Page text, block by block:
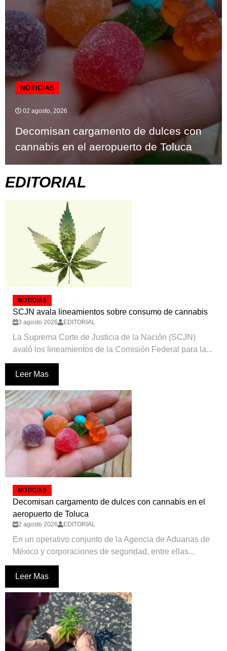
NOTICIAS
02 agosto, 2026
Decomisan cargamento de dulces con
cannabis en el aeropuerto de Toluca
EDITORIAL
NOTICIAS
SCJN avala lineamientos sobre consumo de cannabis
3 agosto 2026 EDITORIAL
La Suprema Corte de Justicia de la Nación (SCJN)
avaló los lineamientos de la Comisión Federal para la...
Leer Mas
NOTICIAS
Decomisan cargamento de dulces con cannabis en el
aeropuerto de Toluca
2 agosto 2026 EDITORIAL
En un operativo conjunto de la Agencia de Aduanas de
México y corporaciones de seguridad, entre ellas...
Leer Mas